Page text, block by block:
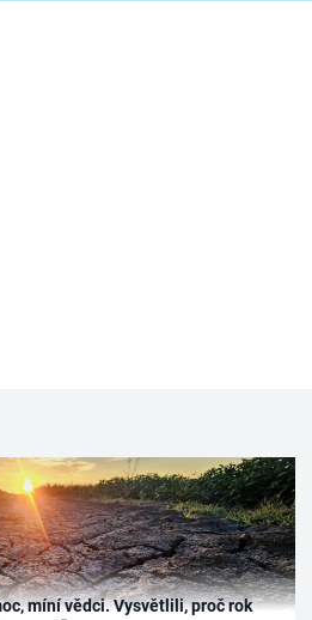
míní vědci. Vysvětlili, proč rok